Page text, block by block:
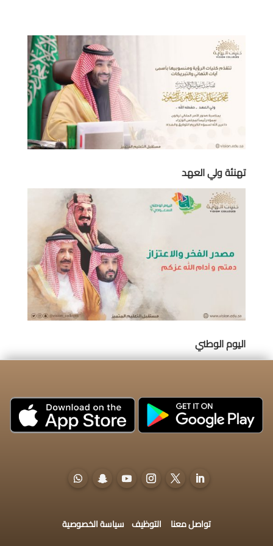
تهنئة ولي العهد
اليوم الوطني
تواصل معنا التوظيف سياسة الخصوصية